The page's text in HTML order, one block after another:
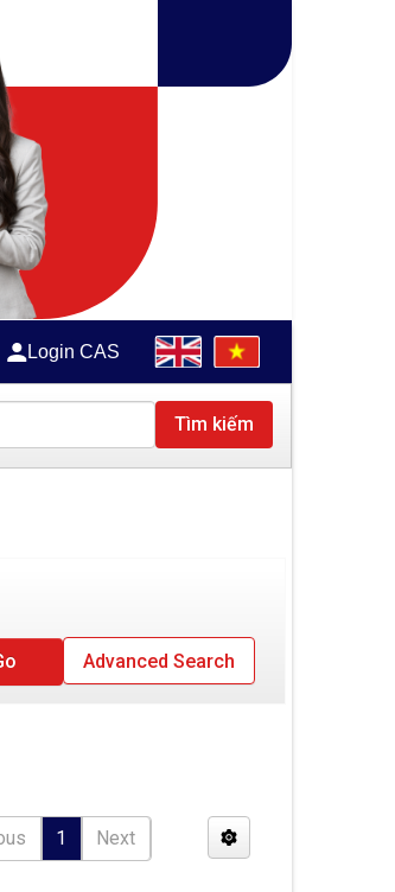
Login CAS
Tìm kiếm
Advanced Search
1 Next